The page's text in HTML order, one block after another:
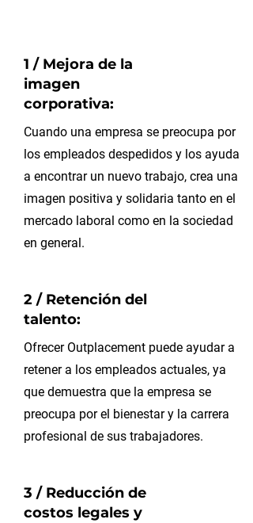
1 / Mejora de la
imagen
corporativa:
Cuando una empresa se preocupa por
los empleados despedidos y los ayuda
a encontrar un nuevo trabajo, crea una
imagen positiva y solidaria tanto en el
mercado laboral como en la sociedad
en general.
2 / Retención del
talento:
Ofrecer Outplacement puede ayudar a
retener a los empleados actuales, ya
que demuestra que la empresa se
preocupa por el bienestar y la carrera
profesional de sus trabajadores.
3 / Reducción de
costos legales y